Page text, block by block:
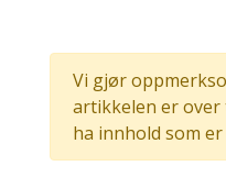
Vi gjør
artikkelen er over
ha innhold som